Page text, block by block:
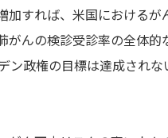
加すれば、米国における
がんの検診受診率の全体
ン政権の目標は達成され